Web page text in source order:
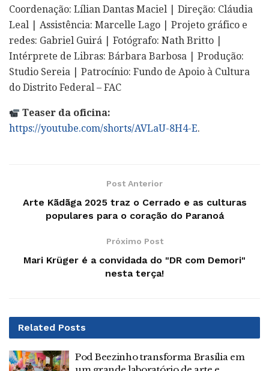
Coordenação: Lílian Dantas Maciel | Direção: Cláudia
Leal | Assistência: Marcelle Lago | Projeto gráfico e
redes: Gabriel Guirá | Fotógrafo: Nath Britto |
Intérprete de Libras: Bárbara Barbosa | Produção:
Studio Sereia | Patrocínio: Fundo de Apoio à Cultura
do Distrito Federal – FAC
Teaser da oficina:
https://youtube.com/shorts/AVLaU-8H4-E.
Post Anterior
Arte Kãdãga 2025 traz o Cerrado e as culturas
populares para o coração do Paranoá
Próximo Post
Mari Krüger é a convidada do "DR com Demori"
nesta terça!
Related Posts
Pod Beezinho transforma Brasília em